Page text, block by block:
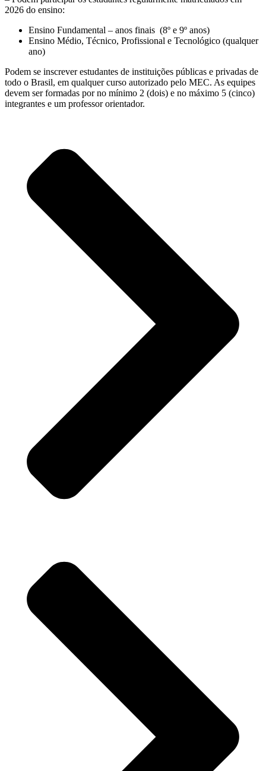
2026 do ensino:
Ensino Fundamental – anos finais (8º e 9º anos)
Ensino Médio, Técnico, Profissional e Tecnológico (qualquer
ano)
Podem se inscrever estudantes de instituições públicas e privadas de
todo o Brasil, em qualquer curso autorizado pelo MEC. As equipes
devem ser formadas por no mínimo 2 (dois) e no máximo 5 (cinco)
integrantes e um professor orientador.